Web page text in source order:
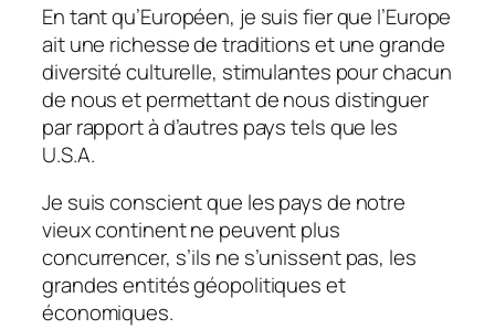
En tant qu’Européen, je suis fier que l’Europe
ait une richesse de traditions et une grande
diversité culturelle, stimulantes pour chacun
de nous et permettant de nous distinguer
par rapport à d’autres pays tels que les
U.S.A.
Je suis conscient que les pays de notre
vieux continent ne peuvent plus
concurrencer, s’ils ne s’unissent pas, les
grandes entités géopolitiques et
économiques.